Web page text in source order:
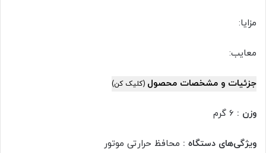
مزایا:
معایب:
جزئیات و مشخصات محصول (کلیک کن)
وزن :
ویژگی‌های دستگاه : محافظ حرارتی موتور